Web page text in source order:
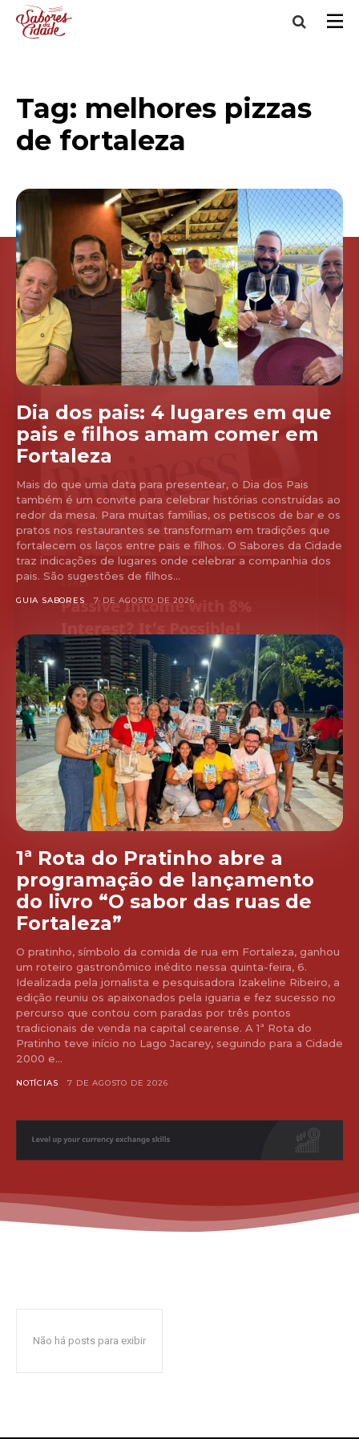
Tag: melhores pizzas
de fortaleza
Dia dos pais: 4 lugares em que
pais e filhos amam comer em
Fortaleza
Mais do que uma data para presentear, o Dia dos Pais
também é um convite para celebrar histórias construídas ao
redor da mesa. Para muitas famílias, os petiscos de bar e os
pratos nos restaurantes se transformam em tradições que
fortalecem os laços entre pais e filhos. O Sabores da Cidade
traz indicações de lugares onde celebrar a companhia dos
pais. São sugestões de filhos...
GUIA SABORES 7 DE AGOSTO DE 2026
1ª Rota do Pratinho abre a
programação de lançamento
do livro “O sabor das ruas de
Fortaleza”
O pratinho, símbolo da comida de rua em Fortaleza, ganhou
um roteiro gastronômico inédito nessa quinta-feira, 6.
Idealizada pela jornalista e pesquisadora Izakeline Ribeiro, a
edição reuniu os apaixonados pela iguaria e fez sucesso no
percurso que contou com paradas por três pontos
tradicionais de venda na capital cearense. A 1ª Rota do
Pratinho teve início no Lago Jacarey, seguindo para a Cidade
2000 e...
NOTÍCIAS 7 DE AGOSTO DE 2026
Não há posts para exibir